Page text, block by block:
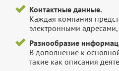
Контактные данные.
Каждая компания
электронными
Разнообразие
В дополнение к
такие как описания